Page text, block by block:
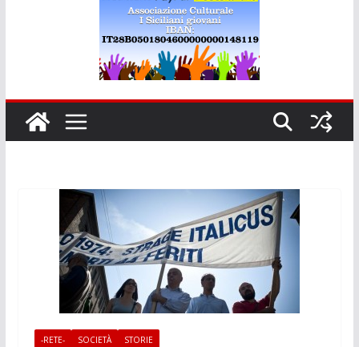
-RETE- SOCIETÀ STORIE